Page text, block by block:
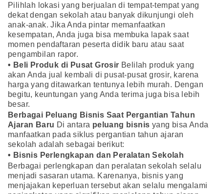
Pilihlah lokasi yang berjualan di tempat-tempat yang
dekat dengan sekolah atau banyak dikunjungi oleh
anak-anak. Jika Anda pintar memanfaatkan
kesempatan, Anda juga bisa membuka lapak saat
momen pendaftaran peserta didik baru atau saat
pengambilan rapor.
• Beli Produk di Pusat Grosir Belilah produk yang
akan Anda jual kembali di pusat-pusat grosir, karena
harga yang ditawarkan tentunya lebih murah. Dengan
begitu, keuntungan yang Anda terima juga bisa lebih
besar.
Berbagai Peluang Bisnis Saat Pergantian Tahun
Ajaran Baru Di antara peluang bisnis yang bisa Anda
manfaatkan pada siklus pergantian tahun ajaran
sekolah adalah sebagai berikut:
• Bisnis Perlengkapan dan Peralatan Sekolah
Berbagai perlengkapan dan peralatan sekolah selalu
menjadi sasaran utama. Karenanya, bisnis yang
menjajakan keperluan tersebut akan selalu mengalami